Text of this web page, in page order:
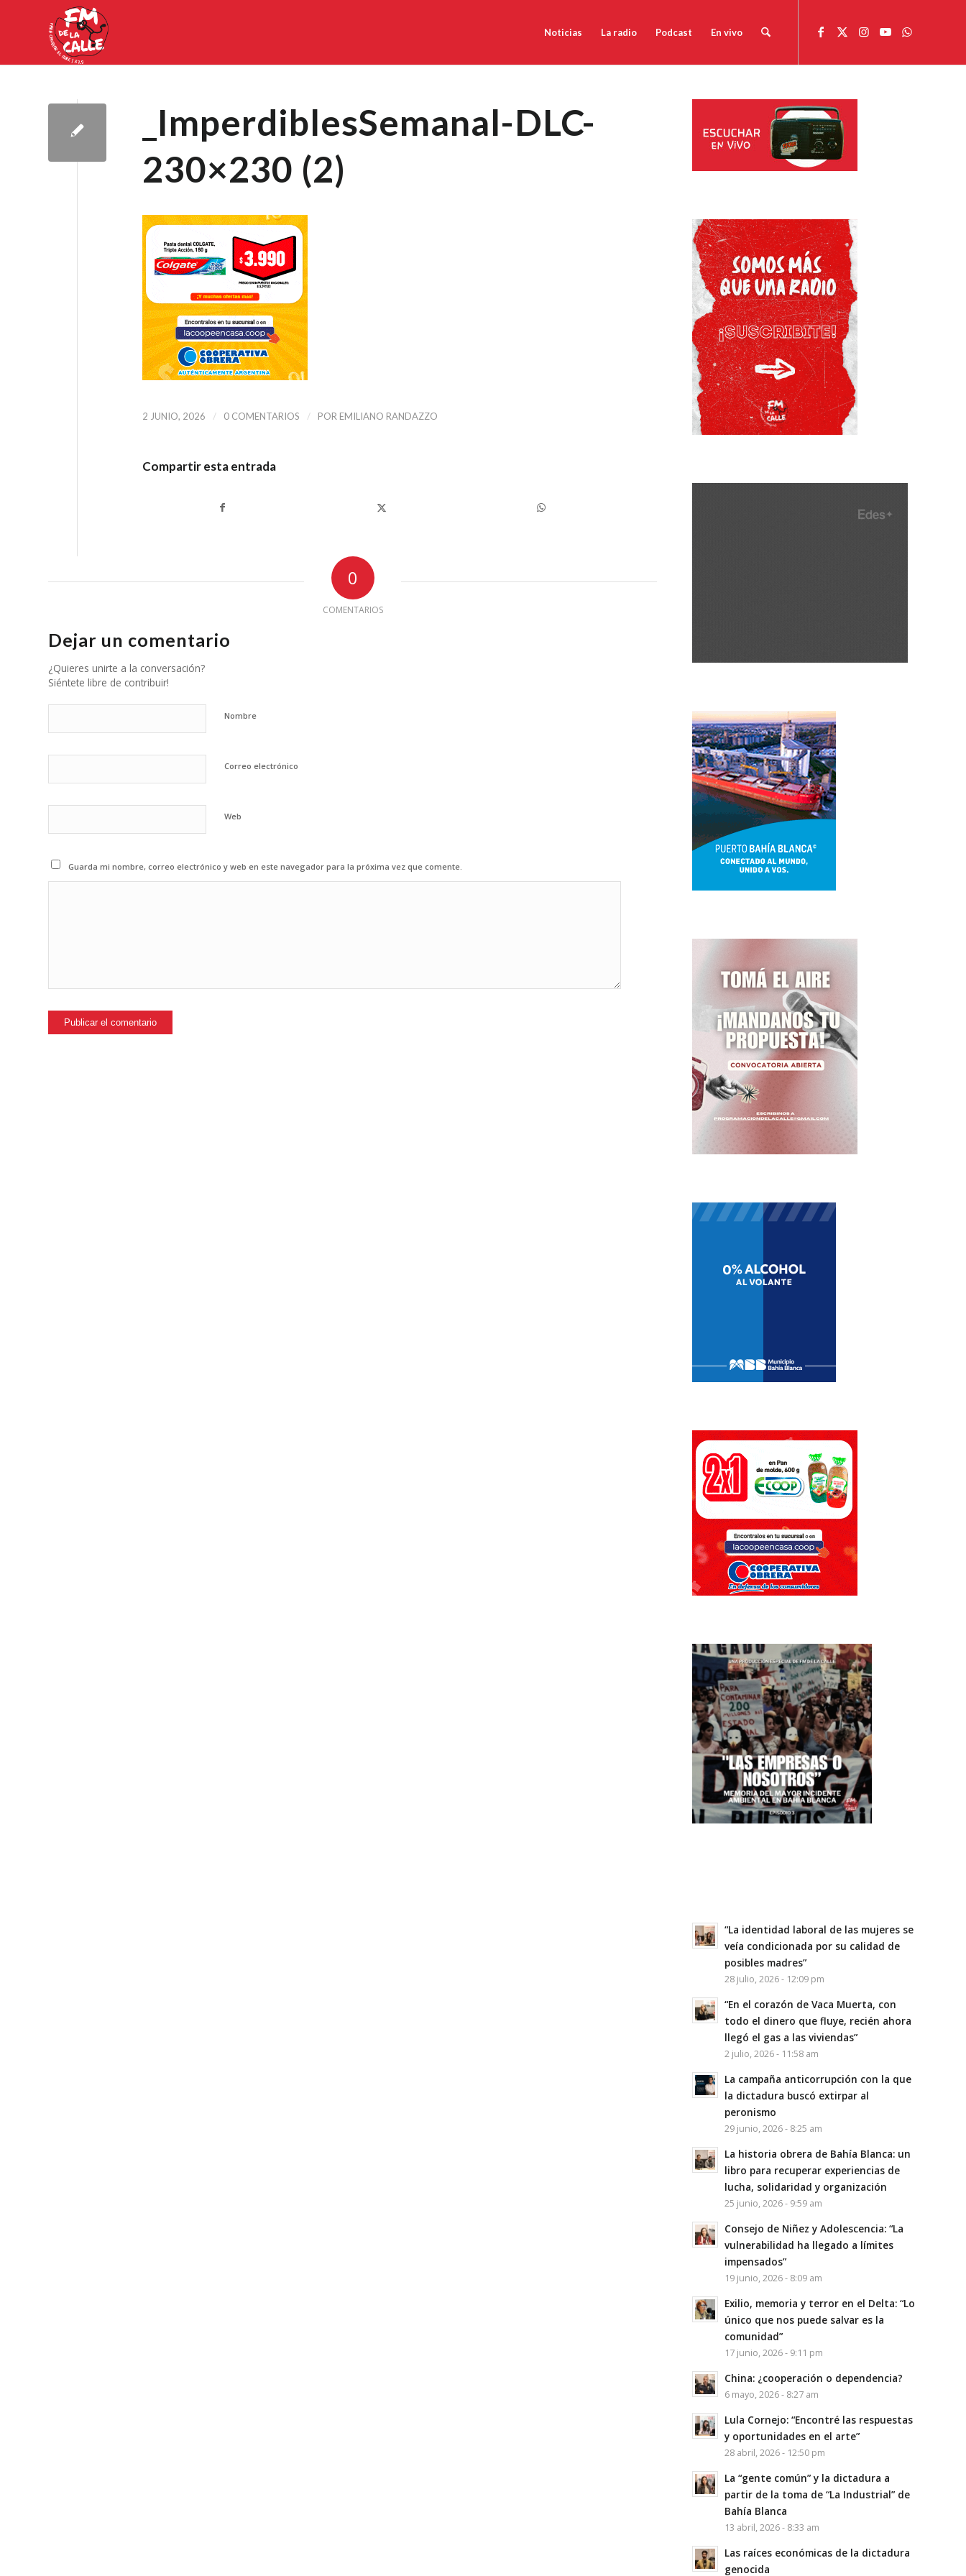
Noticias La radio Podcast En vivo
_ImperdiblesSemanal-DLC-
230×230 (2)
2 JUNIO, 2026 / 0 COMENTARIOS / POR EMILIANO RANDAZZO
Compartir esta entrada
0
COMENTARIOS
Dejar un comentario
¿Quieres unirte a la conversación?
Siéntete libre de contribuir!
Nombre
Correo electrónico
Web
Guarda mi nombre, correo electrónico y web en este navegador para la próxima vez que comente.
“La identidad laboral de las mujeres se
veía condicionada por su calidad de
posibles madres”
28 julio, 2026 - 12:09 pm
“En el corazón de Vaca Muerta, con
todo el dinero que fluye, recién ahora
llegó el gas a las viviendas”
2 julio, 2026 - 11:58 am
La campaña anticorrupción con la que
la dictadura buscó extirpar al
peronismo
29 junio, 2026 - 8:25 am
La historia obrera de Bahía Blanca: un
libro para recuperar experiencias de
lucha, solidaridad y organización
25 junio, 2026 - 9:59 am
Consejo de Niñez y Adolescencia: “La
vulnerabilidad ha llegado a límites
impensados”
19 junio, 2026 - 8:09 am
Exilio, memoria y terror en el Delta: “Lo
único que nos puede salvar es la
comunidad”
17 junio, 2026 - 9:11 pm
China: ¿cooperación o dependencia?
6 mayo, 2026 - 8:27 am
Lula Cornejo: “Encontré las respuestas
y oportunidades en el arte”
28 abril, 2026 - 12:50 pm
La “gente común” y la dictadura a
partir de la toma de “La Industrial” de
Bahía Blanca
13 abril, 2026 - 8:33 am
Las raíces económicas de la dictadura
genocida